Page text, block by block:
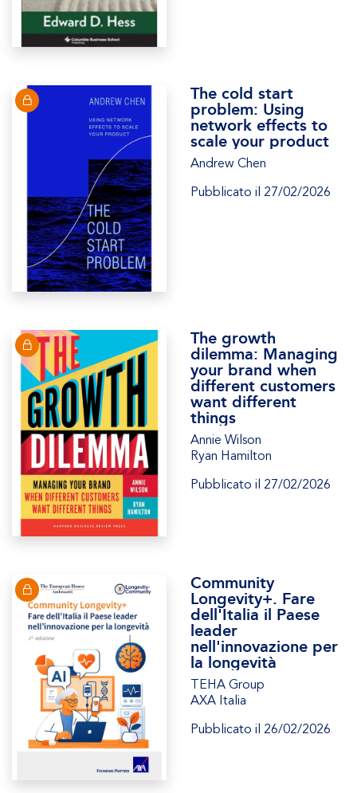
The cold start
problem: Using
network effects to
scale your product
Andrew Chen
Pubblicato il 27/02/2026
The growth
dilemma: Managing
your brand when
different customers
want different
things
Annie Wilson
Ryan Hamilton
Pubblicato il 27/02/2026
Community
Longevity+. Fare
dell'Italia il Paese
leader
nell'innovazione per
la longevità
TEHA Group
AXA Italia
Pubblicato il 26/02/2026